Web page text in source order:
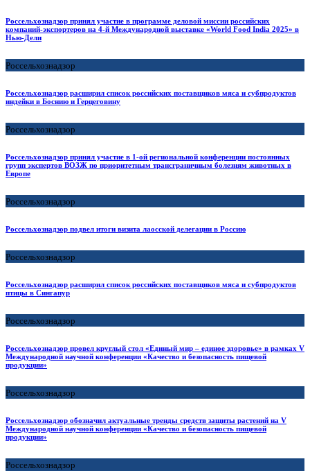
Россельхознадзор принял участие в программе деловой миссии российских
компаний-экспортеров на 4-й Международной выставке «World Food India 2025» в
Нью-Дели
Россельхознадзор
Россельхознадзор расширил список российских поставщиков мяса и субпродуктов
индейки в Боснию и Герцеговину
Россельхознадзор
Россельхознадзор принял участие в 1-ой региональной конференции постоянных
групп экспертов ВОЗЖ по приоритетным трансграничным болезням животных в
Европе
Россельхознадзор
Россельхознадзор подвел итоги визита лаосской делегации в Россию
Россельхознадзор
Россельхознадзор расширил список российских поставщиков мяса и субпродуктов
птицы в Сингапур
Россельхознадзор
Россельхознадзор провел круглый стол «Единый мир – единое здоровье» в рамках V
Международной научной конференции «Качество и безопасность пищевой
продукции»
Россельхознадзор
Россельхознадзор обозначил актуальные тренды средств защиты растений на V
Международной научной конференции «Качество и безопасность пищевой
продукции»
Россельхознадзор